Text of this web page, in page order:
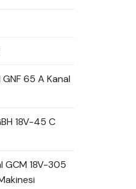
65 A Kanal
18V-45 C
18V-305